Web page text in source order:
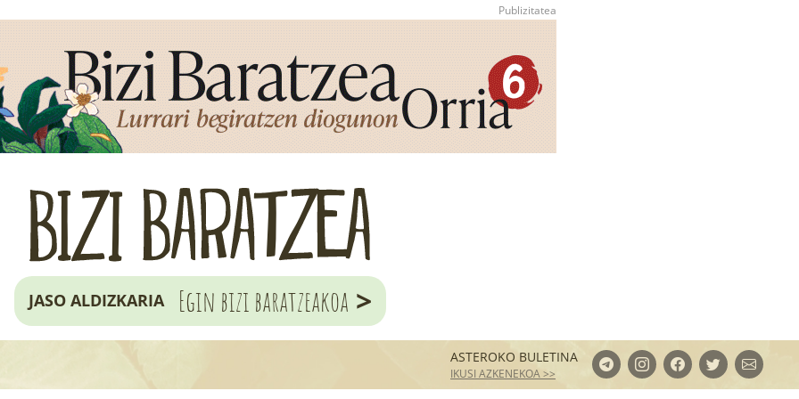
JASO ALDIZKARIA Egin bizi baratzeakoa >
ASTEROKO BULETINA
IKUSI AZKENEKOA >>